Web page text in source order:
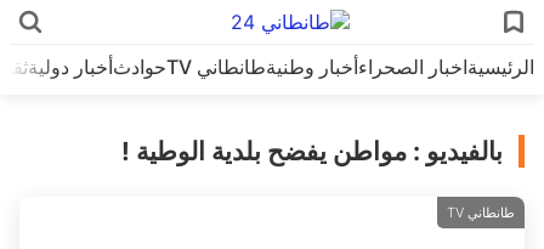
الرئيسيةاخبار الصحراءأخبار وطنيةطانطاني TV حوادثأخبار دولية
بالفيديو : مواطن يفضح بلدية الوطية !
طانطاني TV